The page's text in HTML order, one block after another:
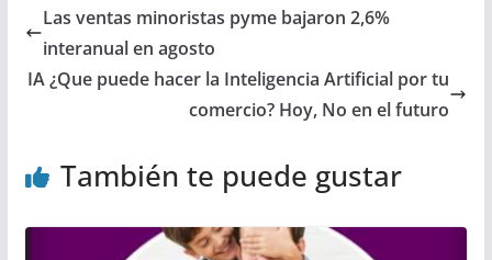
Las ventas minoristas pyme bajaron 2,6%
interanual en agosto
IA ¿Que puede hacer la Inteligencia Artificial por tu
comercio? Hoy, No en el futuro
También te puede gustar